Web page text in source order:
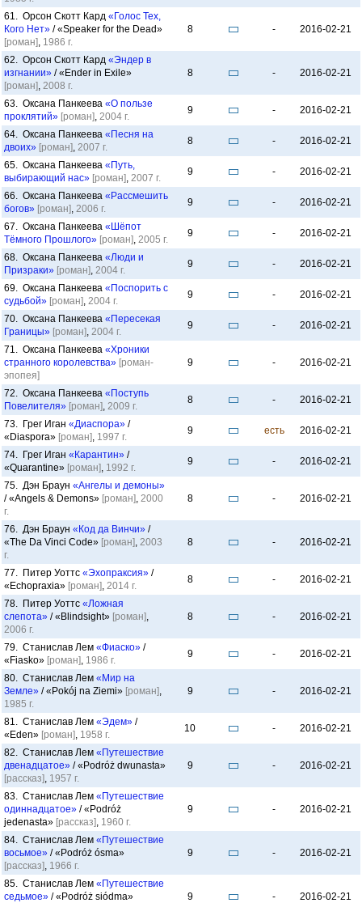
61. Орсон Скотт Кард «Голос Тех,
Кого Нет» / «Speaker for the Dead»
[роман], 1986 г.
8 - 2016-02-21
62. Орсон Скотт Кард «Эндер в
изгнании» / «Ender in Exile»
[роман], 2008 г.
8 - 2016-02-21
63. Оксана Панкеева «О пользе
проклятий» [роман], 2004 г.
9 - 2016-02-21
64. Оксана Панкеева «Песня на
двоих» [роман], 2007 г.
8 - 2016-02-21
65. Оксана Панкеева «Путь,
выбирающий нас» [роман], 2007 г.
9 - 2016-02-21
66. Оксана Панкеева «Рассмешить
богов» [роман], 2006 г.
9 - 2016-02-21
67. Оксана Панкеева «Шёпот
Тёмного Прошлого» [роман], 2005 г.
9 - 2016-02-21
68. Оксана Панкеева «Люди и
Призраки» [роман], 2004 г.
9 - 2016-02-21
69. Оксана Панкеева «Поспорить с
судьбой» [роман], 2004 г.
9 - 2016-02-21
70. Оксана Панкеева «Пересекая
Границы» [роман], 2004 г.
9 - 2016-02-21
71. Оксана Панкеева «Хроники
странного королевства» [роман-
эпопея]
9 - 2016-02-21
72. Оксана Панкеева «Поступь
Повелителя» [роман], 2009 г.
8 - 2016-02-21
73. Грег Иган «Диаспора» /
«Diaspora» [роман], 1997 г.
9 есть 2016-02-21
74. Грег Иган «Карантин» /
«Quarantine» [роман], 1992 г.
9 - 2016-02-21
75. Дэн Браун «Ангелы и демоны»
/ «Angels & Demons» [роман], 2000
г.
8 - 2016-02-21
76. Дэн Браун «Код да Винчи» /
«The Da Vinci Code» [роман], 2003
г.
8 - 2016-02-21
77. Питер Уоттс «Эхопраксия» /
«Echopraxia» [роман], 2014 г.
8 - 2016-02-21
78. Питер Уоттс «Ложная
слепота» / «Blindsight» [роман],
2006 г.
8 - 2016-02-21
79. Станислав Лем «Фиаско» /
«Fiasko» [роман], 1986 г.
9 - 2016-02-21
80. Станислав Лем «Мир на
Земле» / «Pokój na Ziemi» [роман],
1985 г.
9 - 2016-02-21
81. Станислав Лем «Эдем» /
«Eden» [роман], 1958 г.
10 - 2016-02-21
82. Станислав Лем «Путешествие
двенадцатое» / «Podróż dwunasta»
[рассказ], 1957 г.
9 - 2016-02-21
83. Станислав Лем «Путешествие
одиннадцатое» / «Podróż
jedenasta» [рассказ], 1960 г.
9 - 2016-02-21
84. Станислав Лем «Путешествие
восьмое» / «Podróż ósma»
[рассказ], 1966 г.
9 - 2016-02-21
85. Станислав Лем «Путешествие
седьмое» / «Podróż siódma»
9 - 2016-02-21